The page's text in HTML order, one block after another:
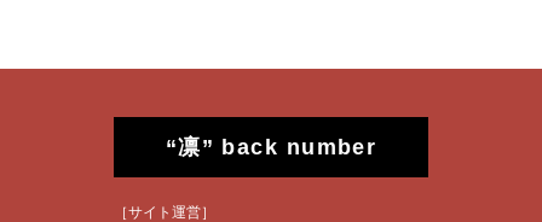
“凛” back number
［サイト運営］